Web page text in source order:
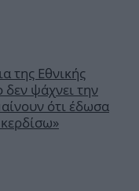
της Εθνικής
δεν ψάχνει την
ότι έδωσα